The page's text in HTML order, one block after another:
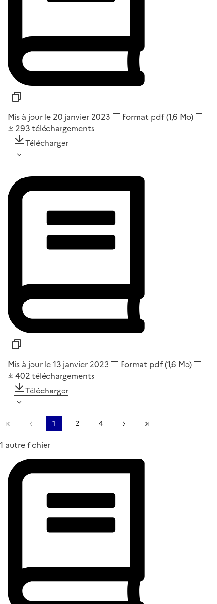
Mis à jour le 20 janvier 2023 Format pdf(1,6 Mo)
293 téléchargements
Télécharger
Mis à jour le 13 janvier 2023 Format pdf(1,6 Mo)
402 téléchargements
Télécharger
Première pagePage précédente
1 2 4 Page suivante
1 autre fichier